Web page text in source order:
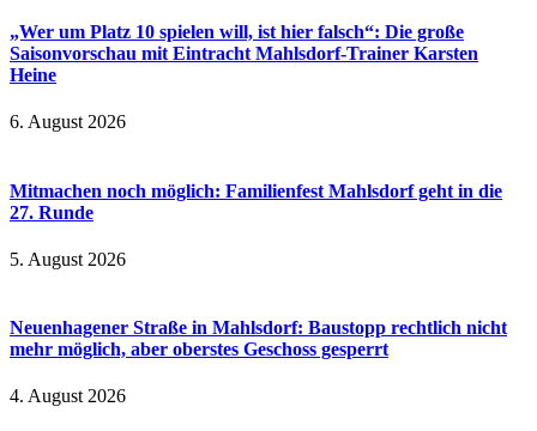
„Wer um Platz 10 spielen will, ist hier falsch“: Die große
Saisonvorschau mit Eintracht Mahlsdorf-Trainer Karsten
Heine
6. August 2026
Mitmachen noch möglich: Familienfest Mahlsdorf geht in die
27. Runde
5. August 2026
Neuenhagener Straße in Mahlsdorf: Baustopp rechtlich nicht
mehr möglich, aber oberstes Geschoss gesperrt
4. August 2026